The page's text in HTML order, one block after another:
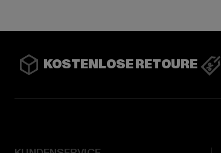
KOSTENLOSE RETOURE